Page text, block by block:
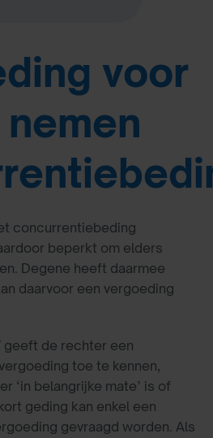
voor
concurrentiebeding
beperkt om elders
Degene heeft daarmee
daarvoor een vergoeding
geeft de rechter een
toe te kennen,
‘in belangrijke mate’ is of
geding kan enkel een
gevraagd worden. Als